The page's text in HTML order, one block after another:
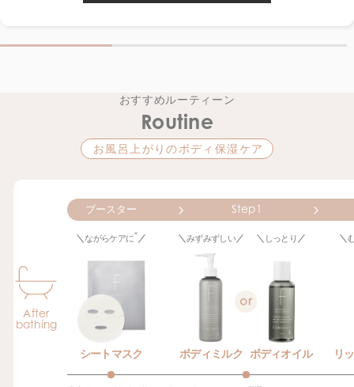
おすすめルーティーン
Routine
お風呂上がりのボディ保湿ケア
After
bathing
ブースター Step1
ながらケアに*
シートマスク
みずみずしい
ボディミルク
しっとり
ボディオイル リ